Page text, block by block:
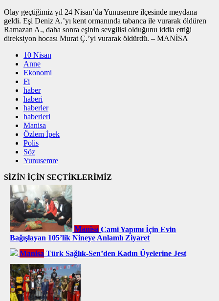
Olay geçtiğimiz yıl 24 Nisan’da Yunusemre ilçesinde meydana
geldi. Eşi Deniz A.’yı kent ormanında tabanca ile vurarak öldüren
Ramazan A., daha sonra eşinin sevgilisi olduğunu iddia ettiği
direksiyon hocası Murat Ç.’yi vurarak öldürdü. – MANİSA
10 Nisan
Anne
Ekonomi
Fi
haber
haberi
haberler
haberleri
Manisa
Özlem İpek
Polis
Söz
Yunusemre
SİZİN İÇİN SEÇTİKLERİMİZ
Manisa Cami Yapımı İçin Evin
Bağışlayan 105’lik Nineye Anlamlı Ziyaret
Manisa Türk Sağlık-Sen’den Kadın Üyelerine Jest